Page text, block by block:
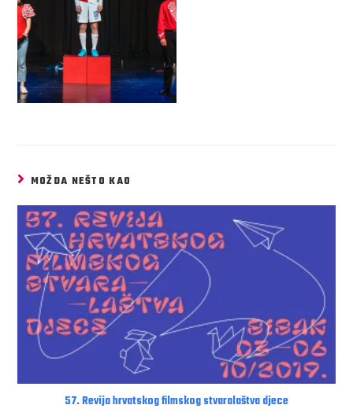
MOŽDA NEŠTO KAO
57. Revija hrvatskog filmskog stvaralaštva djece